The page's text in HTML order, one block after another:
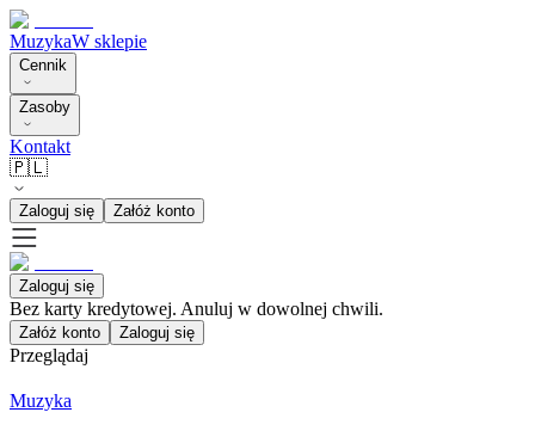
MuzykaW sklepie
Cennik
Zasoby
Kontakt
🇵🇱
Zaloguj się Załóż konto
Zaloguj się
Bez karty kredytowej. Anuluj w dowolnej chwili.
Załóż konto Zaloguj się
Przeglądaj
Muzyka